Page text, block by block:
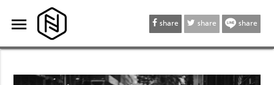
menu
menu share share share